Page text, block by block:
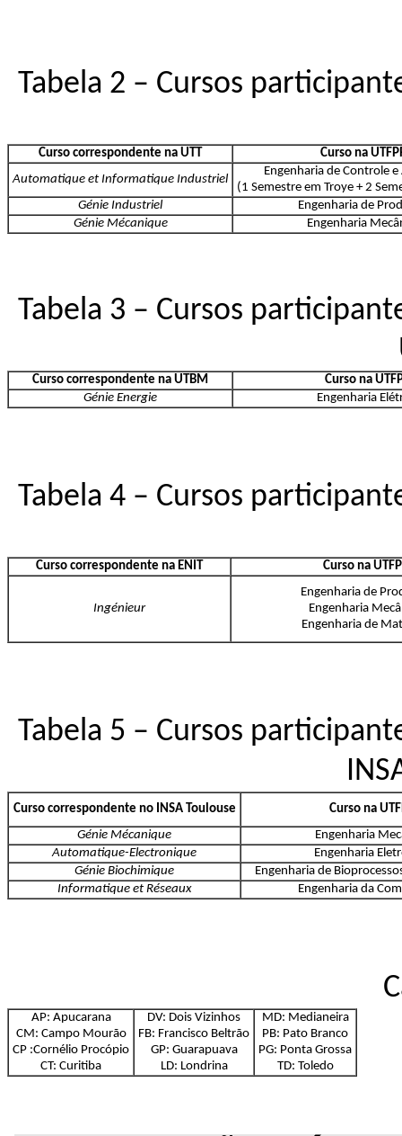
Tabela 2 – Cursos
Curso correspondente na UTT
Curso na
Automatique et Informatique Industriel
Engenharia de Controle
(1 Semestre em Troye + 2
Génie Industriel
Engenharia de
Génie Mécanique
Engenharia
Tabela 3 – Cursos
Curso correspondente na UTBM
Curso na
Génie Energie
Engenharia
Tabela 4 – Cursos
Curso correspondente na ENIT Curso na
Ingénieur
Engenharia de
Engenharia
Engenharia de
Tabela 5 – Cursos
Curso correspondente no INSA Toulouse
Curso na
Génie Mécanique
Engenharia
Automatique-Electronique
Engenharia
Génie Biochimique
Engenharia de
Informatique et Réseaux
Engenharia da
AP: Apucarana
CM: Campo Mourão
CP :Cornélio Procópio
CT: Curitiba
DV: Dois Vizinhos
FB: Francisco Beltrão
GP: Guarapuava
LD: Londrina
MD: Medianeira
PB: Pato Branco
PG: Ponta Grossa
TD: Toledo